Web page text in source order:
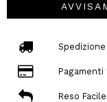
Pagamenti
Reso